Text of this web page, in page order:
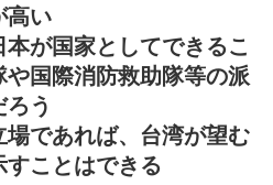
高い
が国家としてできるこ
や国際消防救助隊等の派
う
場であれば、台湾が望む
ことはできる